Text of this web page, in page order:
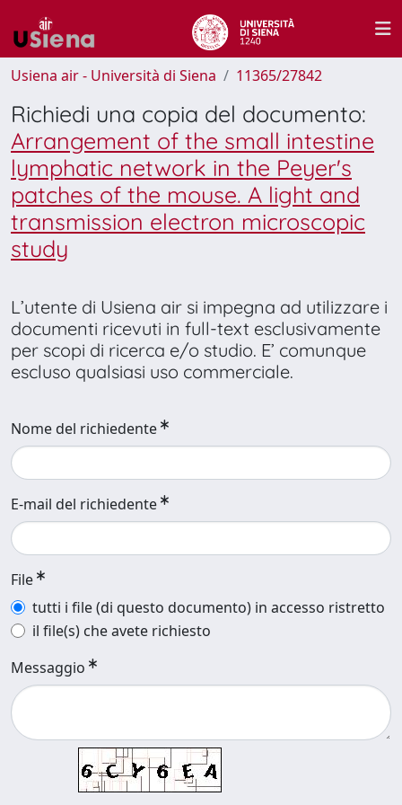
Usiena air - Università di Siena 11365/27842
Richiedi una copia del documento:
Arrangement of the small intestine
lymphatic network in the Peyer's
patches of the mouse. A light and
transmission electron microscopic
study
L’utente di Usiena air si impegna ad utilizzare i
documenti ricevuti in full-text esclusivamente
per scopi di ricerca e/o studio. E’ comunque
escluso qualsiasi uso commerciale.
Nome del richiedente
E-mail del richiedente
File
tutti i file (di questo documento) in accesso ristretto
il file(s) che avete richiesto
Messaggio